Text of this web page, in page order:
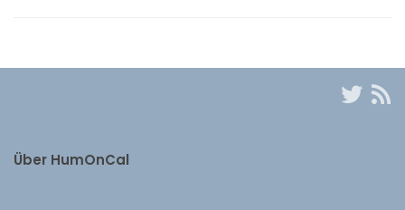
Über HumOnCal